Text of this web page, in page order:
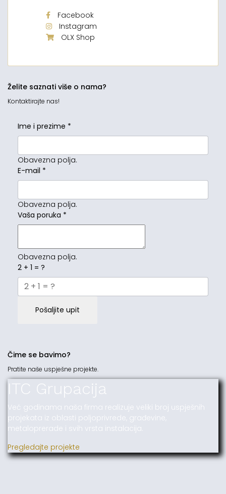
Facebook
Instagram
OLX Shop
Želite saznati više o nama?
Kontaktirajte nas!
Ime i prezime *
Obavezna polja.
E-mail *
Obavezna polja.
Vaša poruka *
Obavezna polja.
2 + 1 = ?
Pošaljite upit
Čime se bavimo?
Pratite naše uspješne projekte.
ITC Grupacija
Već godinama naša firma realizuje veliki broj uspješnih
projekata iz oblasti poljoprivrede, građevine,
metaloprerade i svih vrsta instalacija.
Pregledajte projekte